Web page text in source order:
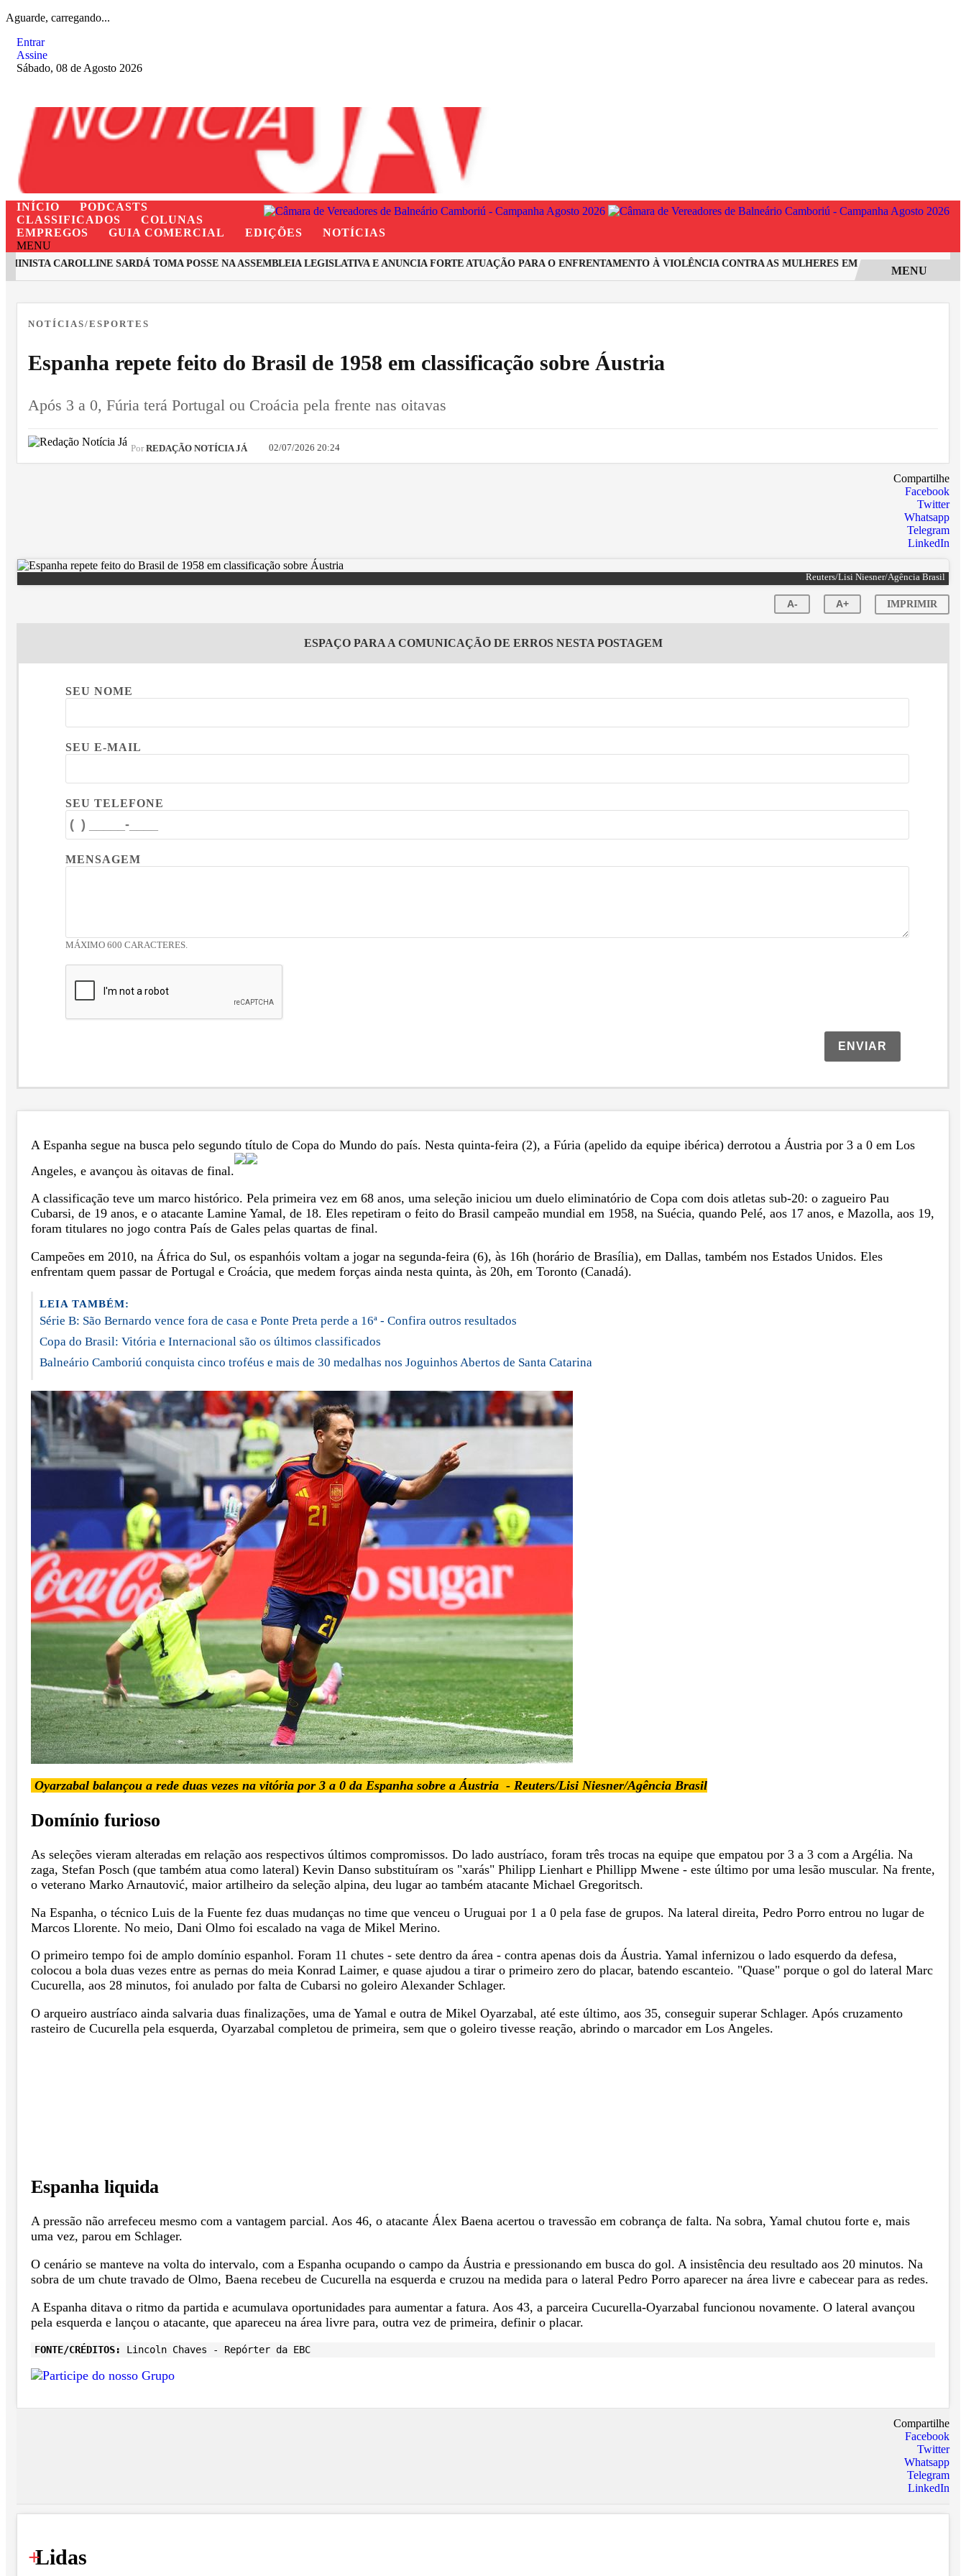
Aguarde, carregando...
Entrar
Assine
Sábado, 08 de Agosto 2026
INÍCIO
PODCASTS
CLASSIFICADOS
COLUNAS
EMPREGOS
GUIA COMERCIAL EDIÇÕES
NOTÍCIAS
MENU
CAROLLINE SARDÁ TOMA POSSE NA ASSEMBLEIA LEGISLATIVA E ANUNCIA FORTE ATUAÇÃO PARA O ENFRENTAMENTO À VIOLÊNCIA CONTRA AS MULHERES EM SANTA CATARINA
MENU
NOTÍCIAS/ESPORTES
Espanha repete feito do Brasil de 1958 em classificação sobre Áustria
Após 3 a 0, Fúria terá Portugal ou Croácia pela frente nas oitavas
Por REDAÇÃO NOTÍCIA JÁ 02/07/2026 20:24
Compartilhe
Facebook
Twitter
Whatsapp
Telegram
LinkedIn
Reuters/Lisi Niesner/Agência Brasil
A- A+ IMPRIMIR
ESPAÇO PARA A COMUNICAÇÃO DE ERROS NESTA POSTAGEM
SEU NOME
SEU E-MAIL
SEU TELEFONE
MENSAGEM
MÁXIMO 600 CARACTERES.
ENVIAR
A Espanha segue na busca pelo segundo título de Copa do Mundo do país. Nesta quinta-feira (2), a Fúria (apelido da equipe ibérica) derrotou a Áustria por 3 a 0 em Los
Angeles, e avançou às oitavas de final.
A classificação teve um marco histórico. Pela primeira vez em 68 anos, uma seleção iniciou um duelo eliminatório de Copa com dois atletas sub-20: o zagueiro Pau
Cubarsi, de 19 anos, e o atacante Lamine Yamal, de 18. Eles repetiram o feito do Brasil campeão mundial em 1958, na Suécia, quando Pelé, aos 17 anos, e Mazolla, aos 19,
foram titulares no jogo contra País de Gales pelas quartas de final.
Campeões em 2010, na África do Sul, os espanhóis voltam a jogar na segunda-feira (6), às 16h (horário de Brasília), em Dallas, também nos Estados Unidos. Eles
enfrentam quem passar de Portugal e Croácia, que medem forças ainda nesta quinta, às 20h, em Toronto (Canadá).
LEIA TAMBÉM:
Série B: São Bernardo vence fora de casa e Ponte Preta perde a 16ª - Confira outros resultados
Copa do Brasil: Vitória e Internacional são os últimos classificados
Balneário Camboriú conquista cinco troféus e mais de 30 medalhas nos Joguinhos Abertos de Santa Catarina
Oyarzabal balançou a rede duas vezes na vitória por 3 a 0 da Espanha sobre a Áustria - Reuters/Lisi Niesner/Agência Brasil
Domínio furioso
As seleções vieram alteradas em relação aos respectivos últimos compromissos. Do lado austríaco, foram três trocas na equipe que empatou por 3 a 3 com a Argélia. Na
zaga, Stefan Posch (que também atua como lateral) Kevin Danso substituíram os "xarás" Philipp Lienhart e Phillipp Mwene - este último por uma lesão muscular. Na frente,
o veterano Marko Arnautović, maior artilheiro da seleção alpina, deu lugar ao também atacante Michael Gregoritsch.
Na Espanha, o técnico Luis de la Fuente fez duas mudanças no time que venceu o Uruguai por 1 a 0 pela fase de grupos. Na lateral direita, Pedro Porro entrou no lugar de
Marcos Llorente. No meio, Dani Olmo foi escalado na vaga de Mikel Merino.
O primeiro tempo foi de amplo domínio espanhol. Foram 11 chutes - sete dentro da área - contra apenas dois da Áustria. Yamal infernizou o lado esquerdo da defesa,
colocou a bola duas vezes entre as pernas do meia Konrad Laimer, e quase ajudou a tirar o primeiro zero do placar, batendo escanteio. "Quase" porque o gol do lateral Marc
Cucurella, aos 28 minutos, foi anulado por falta de Cubarsi no goleiro Alexander Schlager.
O arqueiro austríaco ainda salvaria duas finalizações, uma de Yamal e outra de Mikel Oyarzabal, até este último, aos 35, conseguir superar Schlager. Após cruzamento
rasteiro de Cucurella pela esquerda, Oyarzabal completou de primeira, sem que o goleiro tivesse reação, abrindo o marcador em Los Angeles.
Espanha liquida
A pressão não arrefeceu mesmo com a vantagem parcial. Aos 46, o atacante Álex Baena acertou o travessão em cobrança de falta. Na sobra, Yamal chutou forte e, mais
uma vez, parou em Schlager.
O cenário se manteve na volta do intervalo, com a Espanha ocupando o campo da Áustria e pressionando em busca do gol. A insistência deu resultado aos 20 minutos. Na
sobra de um chute travado de Olmo, Baena recebeu de Cucurella na esquerda e cruzou na medida para o lateral Pedro Porro aparecer na área livre e cabecear para as redes.
A Espanha ditava o ritmo da partida e acumulava oportunidades para aumentar a fatura. Aos 43, a parceira Cucurella-Oyarzabal funcionou novamente. O lateral avançou
pela esquerda e lançou o atacante, que apareceu na área livre para, outra vez de primeira, definir o placar.
FONTE/CRÉDITOS: Lincoln Chaves - Repórter da EBC
Compartilhe
Facebook
Twitter
Whatsapp
Telegram
LinkedIn
+
Lidas